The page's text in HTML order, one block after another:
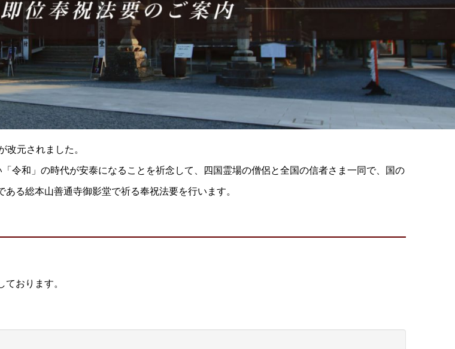
元されました。
令和」の時代が安泰になることを祈念して、四国霊場の僧侶と全国の信者さま一同で、国の
る総本山善通寺御影堂で祈る奉祝法要を行います。
おります。